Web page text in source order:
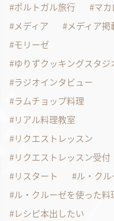
ポルトガル旅行
マ
メディア
メディア掲
モリーゼ
ゆりずクッキングスタジ
ラジオインタビュー
ラムチョップ料理
リアル料理教室
リクエストレッスン
リクエストレッスン受付
リスタート
ル・クル
ル・クルーゼを使った料
レシピ本出したい